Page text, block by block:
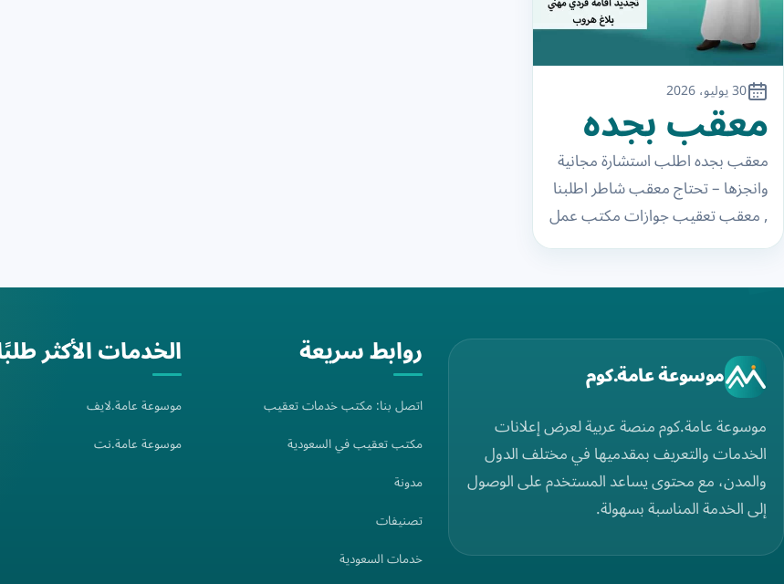
30 يوليو، 2026
معقب بجده
معقب بجده اطلب استشارة مجانية
وانجزها – تحتاج معقب شاطر اطلبنا
, معقب تعقيب جوازات مكتب عمل
, مكتب تعقيب في جدة – تحتاج…
موسوعة عامة.كوم
موسوعة عامة.كوم منصة عربية لعرض إعلانات
الخدمات والتعريف بمقدميها في مختلف الدول
والمدن، مع محتوى يساعد المستخدم على الوصول
إلى الخدمة المناسبة بسهولة.
روابط سريعة
اتصل بنا: مكتب خدمات تعقيب
مكتب تعقيب في السعودية
مدونة
تصنيفات
خدمات السعودية
الخدمات الأكثر
موسوعة عامة.لايف
موسوعة عامة.نت